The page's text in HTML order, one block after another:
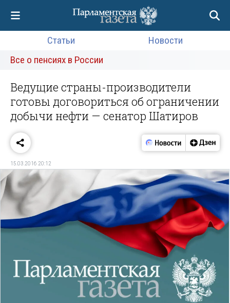
Статьи
Новости
Все о пенсиях в России
Ведущие страны-производители
готовы договориться об ограничении
добычи нефти — сенатор Шатиров
15.03.2016 20:12